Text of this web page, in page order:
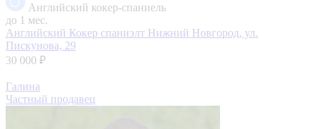
Английский кокер-спаниель
до 1 мес.
Английский Кокер спаниэлт Нижний Новгород, ул.
Пискунова, 29
30 000 ₽
Галина
Частный продавец